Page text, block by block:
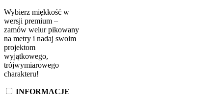
Wybierz miękkość w
wersji premium –
zamów welur pikowany
na metry i nadaj swoim
projektom
wyjątkowego,
trójwymiarowego
charakteru!
INFORMACJE